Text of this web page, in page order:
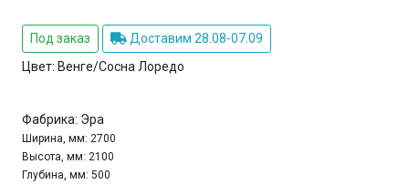
Под заказ
Доставим 28.08-07.09
Цвет: Венге/Сосна Лоредо
Фабрика: Эра
Ширина, мм: 2700
Высота, мм: 2100
Глубина, мм: 500